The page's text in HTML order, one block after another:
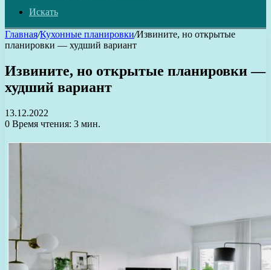
Искать
Главная/Кухонные планировки/Извините, но открытые
планировки — худший вариант
Извините, но открытые планировки —
худший вариант
13.12.2022
0 Время чтения: 3 мин.